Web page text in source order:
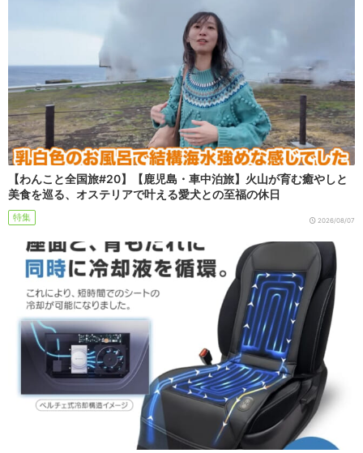
【わんこと全国旅#20】【鹿児島・車中泊旅】火山が育む癒やしと
美食を巡る、オステリアで叶える愛犬との至福の休日
特集 2026/08/07